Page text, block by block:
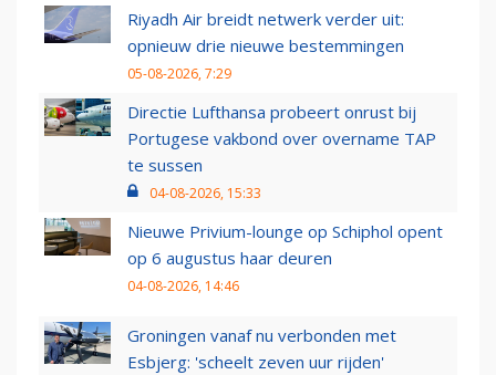
Riyadh Air breidt netwerk verder uit:
opnieuw drie nieuwe bestemmingen
05-08-2026, 7:29
Directie Lufthansa probeert onrust bij
Portugese vakbond over overname TAP
te sussen
04-08-2026, 15:33
Nieuwe Privium-lounge op Schiphol opent
op 6 augustus haar deuren
04-08-2026, 14:46
Groningen vanaf nu verbonden met
Esbjerg: 'scheelt zeven uur rijden'